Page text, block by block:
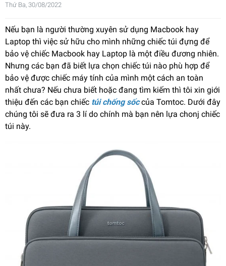
Thứ Ba, 30/08/2022
Nếu bạn là người thường xuyên sử dụng Macbook hay
Laptop thì việc sử hữu cho mình những chiếc túi đựng để
bảo vệ chiếc Macbook hay Laptop là một điều đương nhiên.
Nhưng các bạn đã biết lựa chọn chiếc túi nào phù hợp để
bảo vệ được chiếc máy tính của mình một cách an toàn
nhất chưa? Nếu chưa biết hoặc đang tìm kiếm thì tôi xin giới
thiệu đến các bạn chiếc túi chống sốccủa Tomtoc. Dưới đây
chúng tôi sẽ đưa ra 3 lí do chính mà bạn nên lựa chonj chiếc
túi này.